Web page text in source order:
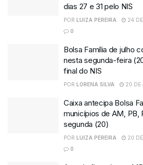
dias 27 e 31 pelo NIS
POR LUIZA PEREIRA
24
0
Bolsa Família de julho
nesta segunda-feira
final do NIS
POR LORENA SILVA 20 DE
Caixa antecipa Bolsa
municípios de AM, PB,
segunda (20)
POR LUIZA PEREIRA
20
0